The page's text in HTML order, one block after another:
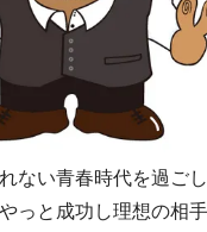
ない青春時代を過ご
っと成功し理想の相